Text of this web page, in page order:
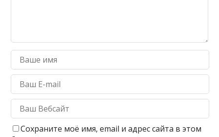
Сохраните моё имя, email и адрес сайта в этом